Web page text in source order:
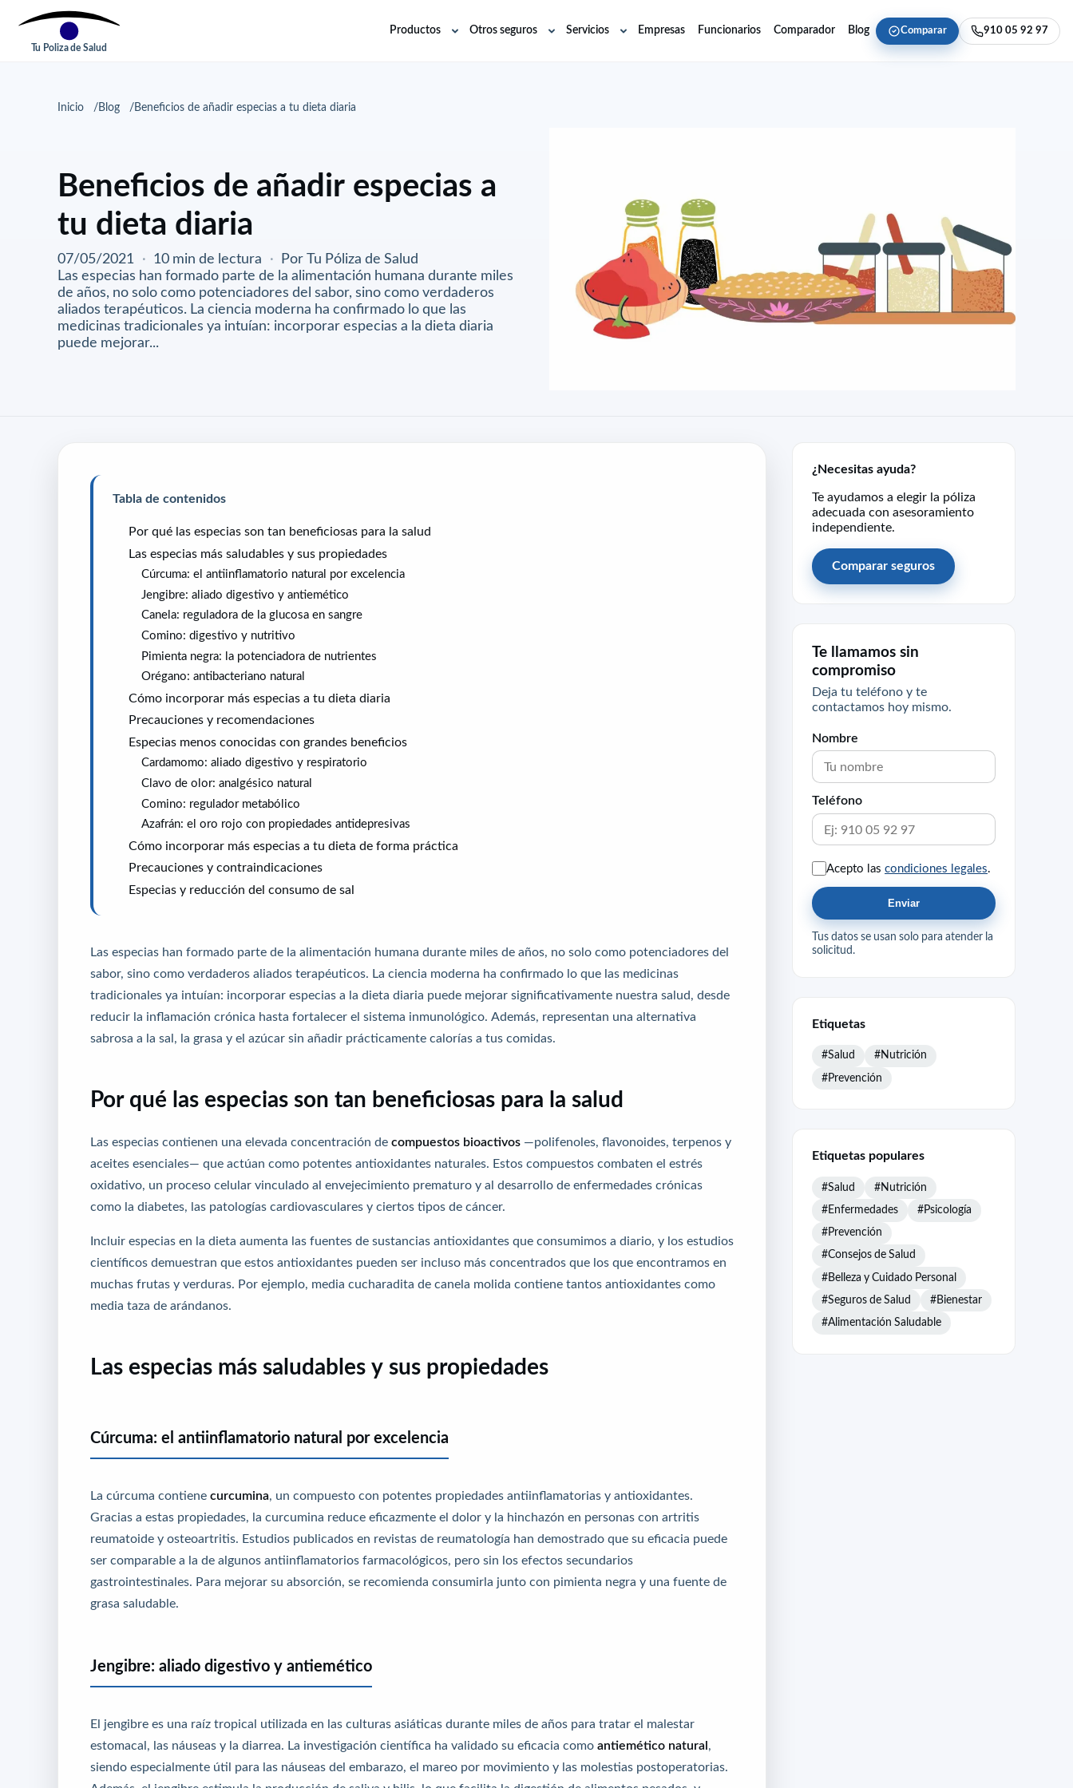
Tu Poliza de Salud
Productos
AbrirOtros seguros
AbrirServicios
AbrirEmpresas Funcionarios Comparador Blog Comparar 910 05 92 97
Inicio Blog Beneficios de añadir especias a tu dieta diaria
Beneficios de añadir especias a
tu dieta diaria
07/05/2021 · 10 min de lectura ·
Por Tu Póliza de Salud
Las especias han formado parte de la alimentación humana durante miles
de años, no solo como potenciadores del sabor, sino como verdaderos
aliados terapéuticos. La ciencia moderna ha confirmado lo que las
medicinas tradicionales ya intuían: incorporar especias a la dieta diaria
puede mejorar...
Tabla de contenidos
Por qué las especias son tan beneficiosas para la salud
Las especias más saludables y sus propiedades
Cúrcuma: el antiinflamatorio natural por excelencia
Jengibre: aliado digestivo y antiemético
Canela: reguladora de la glucosa en sangre
Comino: digestivo y nutritivo
Pimienta negra: la potenciadora de nutrientes
Orégano: antibacteriano natural
Cómo incorporar más especias a tu dieta diaria
Precauciones y recomendaciones
Especias menos conocidas con grandes beneficios
Cardamomo: aliado digestivo y respiratorio
Clavo de olor: analgésico natural
Comino: regulador metabólico
Azafrán: el oro rojo con propiedades antidepresivas
Cómo incorporar más especias a tu dieta de forma práctica
Precauciones y contraindicaciones
Especias y reducción del consumo de sal
Las especias han formado parte de la alimentación humana durante miles de años, no solo como potenciadores del
sabor, sino como verdaderos aliados terapéuticos. La ciencia moderna ha confirmado lo que las medicinas
tradicionales ya intuían: incorporar especias a la dieta diaria puede mejorar significativamente nuestra salud, desde
reducir la inflamación crónica hasta fortalecer el sistema inmunológico. Además, representan una alternativa
sabrosa a la sal, la grasa y el azúcar sin añadir prácticamente calorías a tus comidas.
Por qué las especias son tan beneficiosas para la salud
Las especias contienen una elevada concentración de compuestos bioactivos —polifenoles, flavonoides, terpenos y
aceites esenciales— que actúan como potentes antioxidantes naturales. Estos compuestos combaten el estrés
oxidativo, un proceso celular vinculado al envejecimiento prematuro y al desarrollo de enfermedades crónicas
como la diabetes, las patologías cardiovasculares y ciertos tipos de cáncer.
Incluir especias en la dieta aumenta las fuentes de sustancias antioxidantes que consumimos a diario, y los estudios
científicos demuestran que estos antioxidantes pueden ser incluso más concentrados que los que encontramos en
muchas frutas y verduras. Por ejemplo, media cucharadita de canela molida contiene tantos antioxidantes como
media taza de arándanos.
Las especias más saludables y sus propiedades
Cúrcuma: el antiinflamatorio natural por excelencia
La cúrcuma contiene curcumina , un compuesto con potentes propiedades antiinflamatorias y antioxidantes.
Gracias a estas propiedades, la curcumina reduce eficazmente el dolor y la hinchazón en personas con artritis
reumatoide y osteoartritis. Estudios publicados en revistas de reumatología han demostrado que su eficacia puede
ser comparable a la de algunos antiinflamatorios farmacológicos, pero sin los efectos secundarios
gastrointestinales. Para mejorar su absorción, se recomienda consumirla junto con pimienta negra y una fuente de
grasa saludable.
Jengibre: aliado digestivo y antiemético
El jengibre es una raíz tropical utilizada en las culturas asiáticas durante miles de años para tratar el malestar
estomacal, las náuseas y la diarrea. La investigación científica ha validado su eficacia como antiemético natural
siendo especialmente útil para las náuseas del embarazo, el mareo por movimiento y las molestias postoperatorias.
¿Necesitas ayuda?
Te ayudamos a elegir la póliza
adecuada con asesoramiento
independiente.
Comparar seguros
Te llamamos sin
compromiso
Deja tu teléfono y te
contactamos hoy mismo.
Nombre
Teléfono
Acepto las condiciones legales
Enviar
Tus datos se usan solo para atender la
solicitud.
Etiquetas
#Salud #Nutrición
#Prevención
Etiquetas populares
#Salud #Nutrición
#Enfermedades #Psicología
#Prevención
#Consejos de Salud
#Belleza y Cuidado Personal
#Seguros de Salud #Bienestar
#Alimentación Saludable